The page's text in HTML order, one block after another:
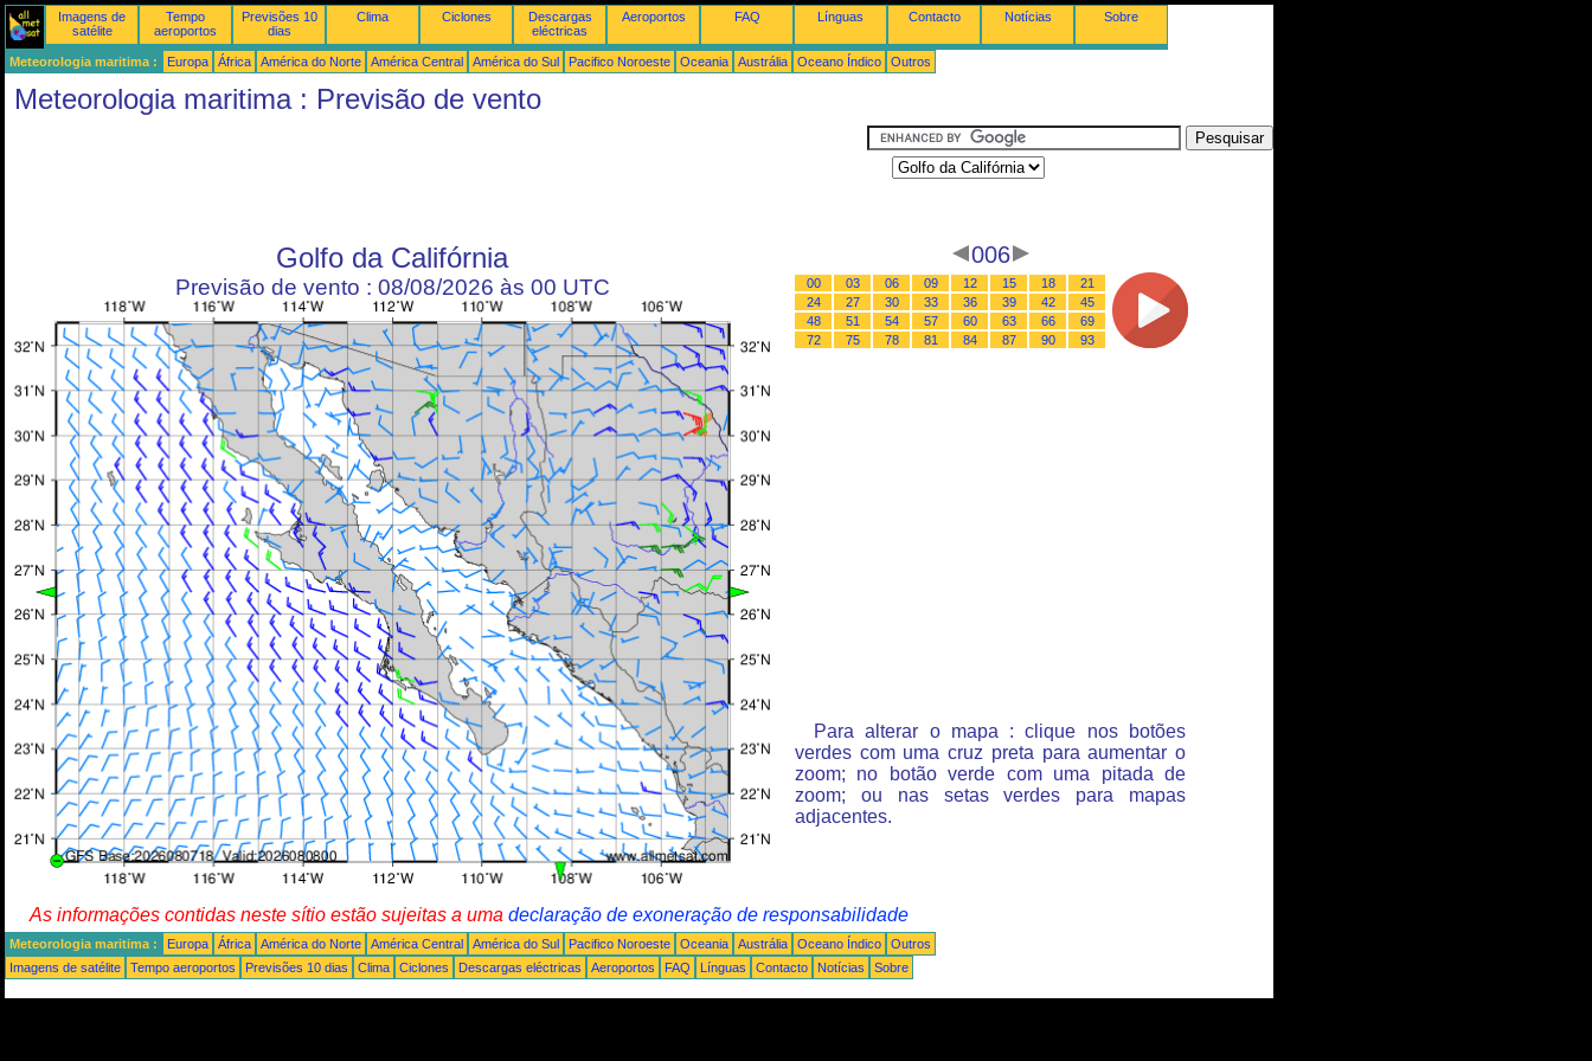
Imagens de
satélite
Tempo
aeroportos
Previsões 10
dias
Clima Ciclones
Descargas
eléctricas
Aeroportos FAQ Línguas Contacto Notícias Sobre
Meteorologia maritima : Europa África América do Norte América Central América do Sul Pacifico Noroeste Oceania Austrália Oceano Índico Outros
Meteorologia maritima : Previsão de vento
Golfo da Califórnia
Previsão de vento : 08/08/2026 às 00 UTC
006
00 03 06 09 12 15 18
21
24
27 30 33 36 39 42
45
48
51 54 57 60 63 66
69
72
75 78 81 84 87 90 93
Para alterar o mapa : clique nos botões
verdes com uma cruz preta para aumentar o
zoom; no botão verde com uma pitada de
zoom; ou nas setas verdes para mapas
adjacentes.
As informações contidas neste sítio estão sujeitas a uma declaração de exoneração de responsabilidade
Meteorologia maritima : Europa África América do Norte América Central América do Sul Pacifico Noroeste Oceania Austrália Oceano Índico
Outros
Imagens de satélite
Tempo aeroportos Previsões 10 dias Clima Ciclones Descargas eléctricas Aeroportos FAQ Línguas Contacto Notícias Sobre